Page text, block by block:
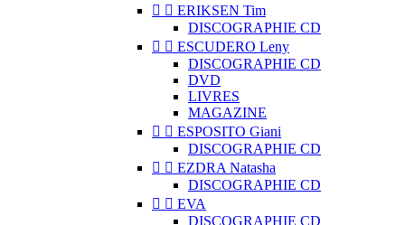
  ERIKSEN Tim
DISCOGRAPHIE CD
  ESCUDERO Leny
DISCOGRAPHIE CD
DVD
LIVRES
MAGAZINE
  ESPOSITO Giani
DISCOGRAPHIE CD
  EZDRA Natasha
DISCOGRAPHIE CD
  EVA
DISCOGRAPHIE CD